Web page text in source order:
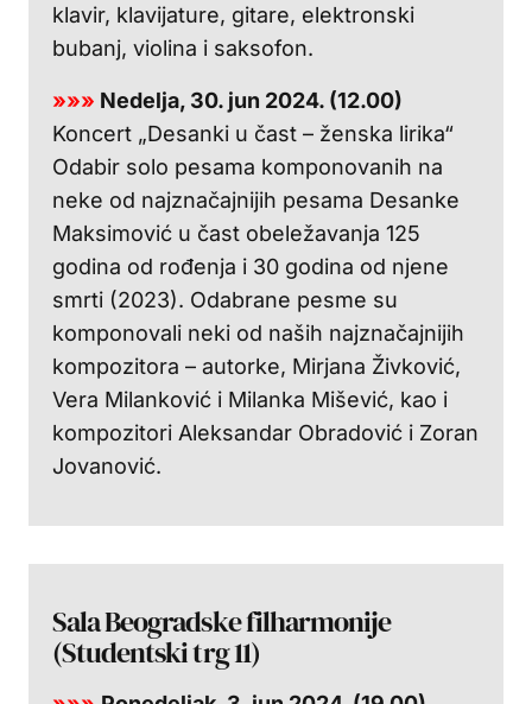
klavir, klavijature, gitare, elektronski
bubanj, violina i saksofon.
»»» Nedelja, 30. jun 2024. (12.00)
Koncert „Desanki u čast – ženska lirika“
Odabir solo pesama komponovanih na
neke od najznačajnijih pesama Desanke
Maksimović u čast obeležavanja 125
godina od rođenja i 30 godina od njene
smrti (2023). Odabrane pesme su
komponovali neki od naših najznačajnijih
kompozitora – autorke, Mirjana Živković,
Vera Milanković i Milanka Mišević, kao i
kompozitori Aleksandar Obradović i Zoran
Jovanović.
Sala Beogradske filharmonije
(Studentski trg 11)